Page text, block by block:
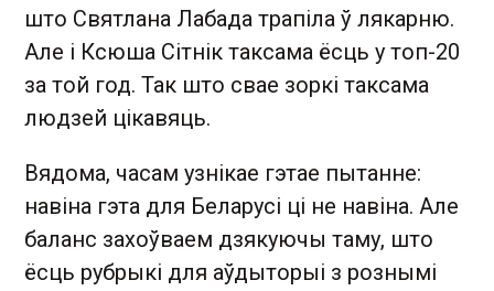
што Святлана Лабада трапіла ў лякарню.
Але і Ксюша Сітнік таксама ёсць у топ-20
за той год. Так што свае зоркі таксама
людзей цікавяць.
Вядома, часам узнікае гэтае пытанне:
навіна гэта для Беларусі ці не навіна. Але
баланс захоўваем дзякуючы таму, што
ёсць рубрыкі для аўдыторыі з рознымі